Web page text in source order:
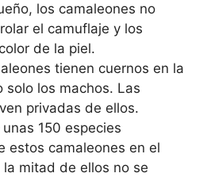
los camaleones no
el camuflaje y los
de la piel.
tienen cuernos en la
solo los machos. Las
privadas de ellos.
150 especies
estos camaleones en el
la mitad de ellos no se